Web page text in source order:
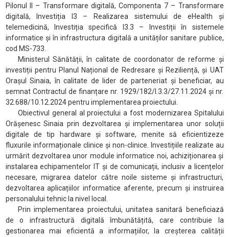
Pilonul II – Transformare digitală, Componenta 7 – Transformare
digitală, Investiția I3 – Realizarea sistemului de eHealth și
telemedicină, Investiția specifică I3.3 – Investiții în sistemele
informatice și în infrastructura digitală a unităților sanitare publice,
cod MS-733.
Ministerul Sănătății, în calitate de coordonator de reforme și
investiții pentru Planul Național de Redresare și Reziliență, și UAT
Orașul Sinaia, în calitate de lider de parteneriat și beneficiar, au
semnat Contractul de finanțare nr. 1929/182/I.3.3/27.11.2024 și nr.
32.688/10.12.2024 pentru implementarea proiectului.
Obiectivul general al proiectului a fost modernizarea Spitalului
Orășenesc Sinaia prin dezvoltarea și implementarea unor soluții
digitale de tip hardware și software, menite să eficientizeze
fluxurile informaționale clinice și non-clinice. Investițiile realizate au
urmărit dezvoltarea unor module informatice noi, achiziționarea și
instalarea echipamentelor IT și de comunicații, inclusiv a licențelor
necesare, migrarea datelor către noile sisteme și infrastructuri,
dezvoltarea aplicațiilor informatice aferente, precum și instruirea
personalului tehnic la nivel local.
Prin implementarea proiectului, unitatea sanitară beneficiază
de o infrastructură digitală îmbunătățită, care contribuie la
gestionarea mai eficientă a informațiilor, la creșterea calității